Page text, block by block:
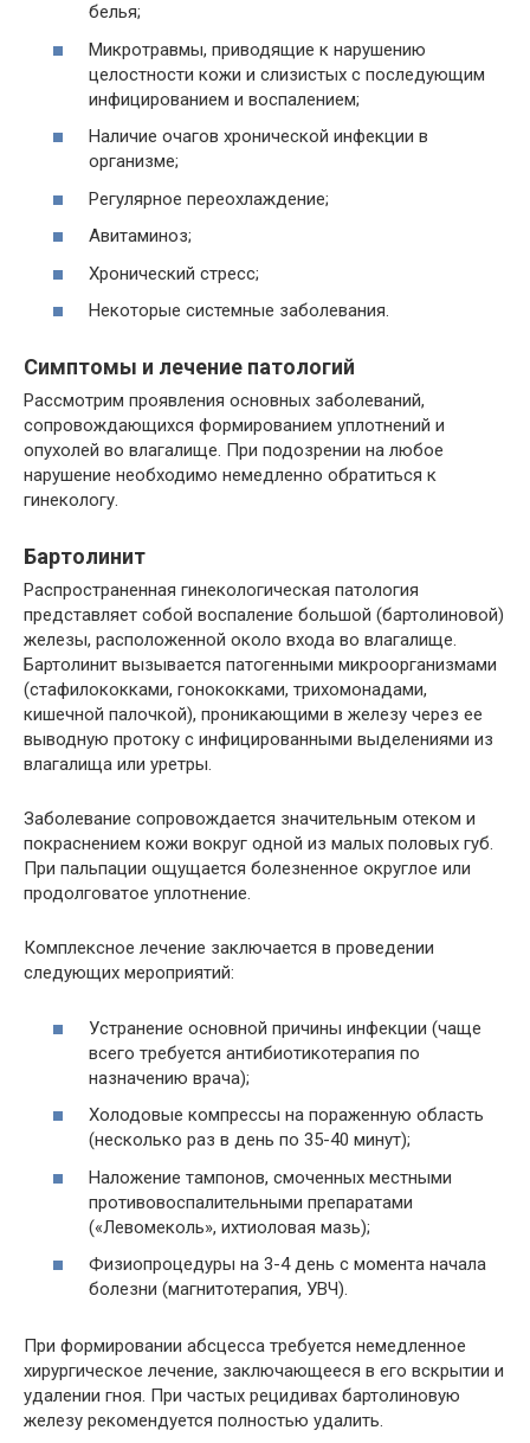
белья;
Микротравмы, приводящие к нарушению
целостности кожи и слизистых с последующим
инфицированием и воспалением;
Наличие очагов хронической инфекции в
организме;
Регулярное переохлаждение;
Авитаминоз;
Хронический стресс;
Некоторые системные заболевания.
Симптомы и лечение патологий
Рассмотрим проявления основных заболеваний,
сопровождающихся формированием уплотнений и
опухолей во влагалище. При подозрении на любое
нарушение необходимо немедленно обратиться к
гинекологу.
Бартолинит
Распространенная гинекологическая патология
представляет собой воспаление большой (бартолиновой)
железы, расположенной около входа во влагалище.
Бартолинит вызывается патогенными микроорганизмами
(стафилококками, гонококками, трихомонадами,
кишечной палочкой), проникающими в железу через ее
выводную протоку с инфицированными выделениями из
влагалища или уретры.
Заболевание сопровождается значительным отеком и
покраснением кожи вокруг одной из малых половых губ.
При пальпации ощущается болезненное округлое или
продолговатое уплотнение.
Комплексное лечение заключается в проведении
следующих мероприятий:
Устранение основной причины инфекции (чаще
всего требуется антибиотикотерапия по
назначению врача);
Холодовые компрессы на пораженную область
(несколько раз в день по 35-40 минут);
Наложение тампонов, смоченных местными
противовоспалительными препаратами
(«Левомеколь», ихтиоловая мазь);
Физиопроцедуры на 3-4 день с момента начала
болезни (магнитотерапия, УВЧ).
При формировании абсцесса требуется немедленное
хирургическое лечение, заключающееся в его вскрытии и
удалении гноя. При частых рецидивах бартолиновую
железу рекомендуется полностью удалить.